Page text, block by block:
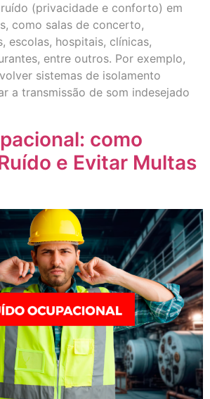
(privacidade e conforto) em
como salas de concerto,
escolas, hospitais, clínicas,
entre outros. Por exemplo,
sistemas de isolamento
a transmissão de som indesejado
como
e Evitar Multas